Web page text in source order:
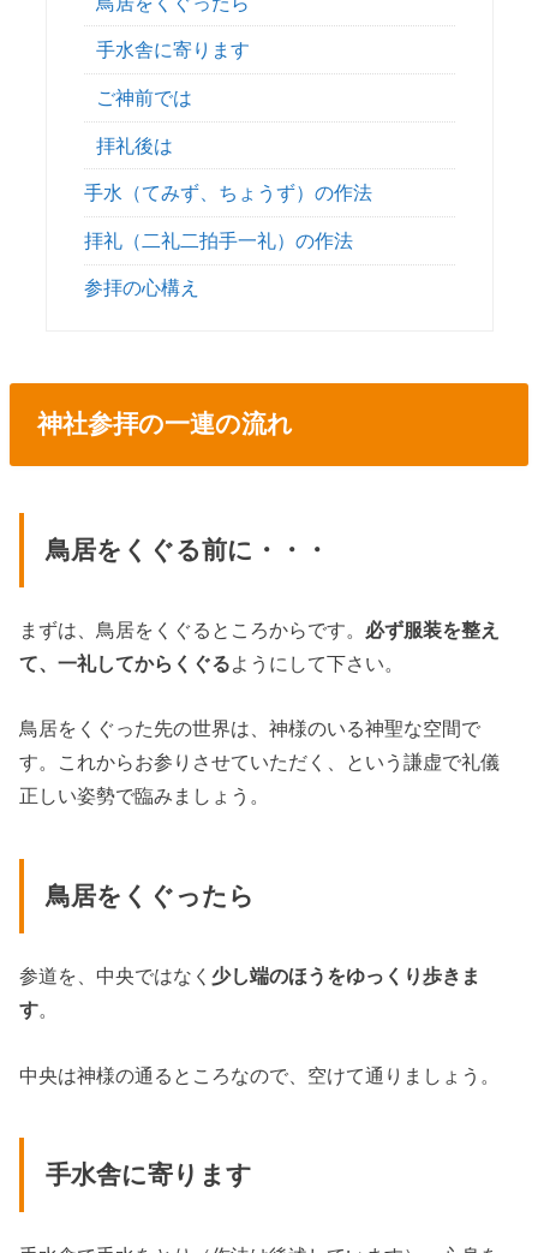
手水舎に寄ります
ご神前では
拝礼後は
手水（てみず、ちょうず）の作法
拝礼（二礼二拍手一礼）の作法
参拝の心構え
神社参拝の一連の流れ
鳥居をくぐる前に・・・
まずは、鳥居をくぐるところからです。 必ず服装を整え
て、一礼してからくぐるようにして下さい。
鳥居をくぐった先の世界は、神様のいる神聖な空間で
す。これからお参りさせていただく、という謙虚で礼儀
正しい姿勢で臨みましょう。
鳥居をくぐったら
参道を、中央ではなく 少し端のほうをゆっくり歩きま
す。
中央は神様の通るところなので、空けて通りましょう。
手水舎に寄ります